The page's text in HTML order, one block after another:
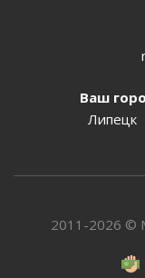
Ваш
Липецк
2011-2026 ©